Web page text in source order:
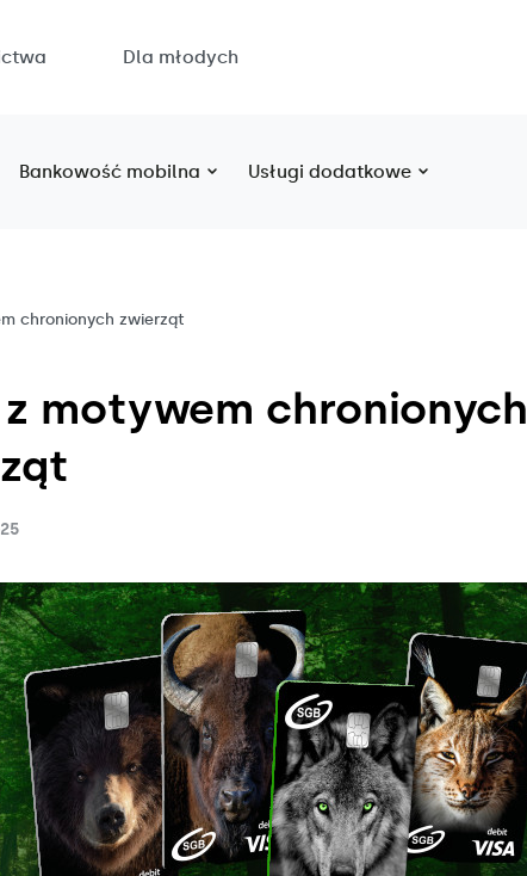
Bankowość mobilna Usługi dodatkowe
Dla młodych
chronionych zwierząt
motywem chronionych